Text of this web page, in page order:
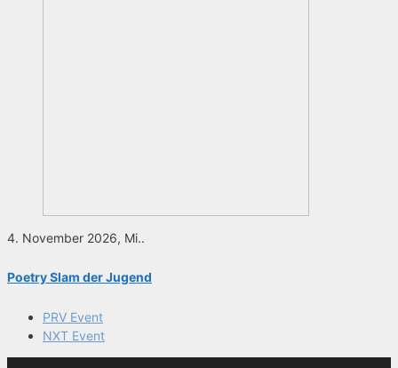
4. November 2026, Mi..
Poetry Slam der Jugend
PRV Event
NXT Event